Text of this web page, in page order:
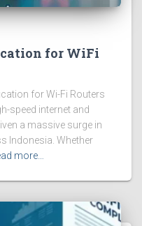
for WiFi
for Wi-Fi Routers
speed internet and
a massive surge in
Indonesia. Whether
more…